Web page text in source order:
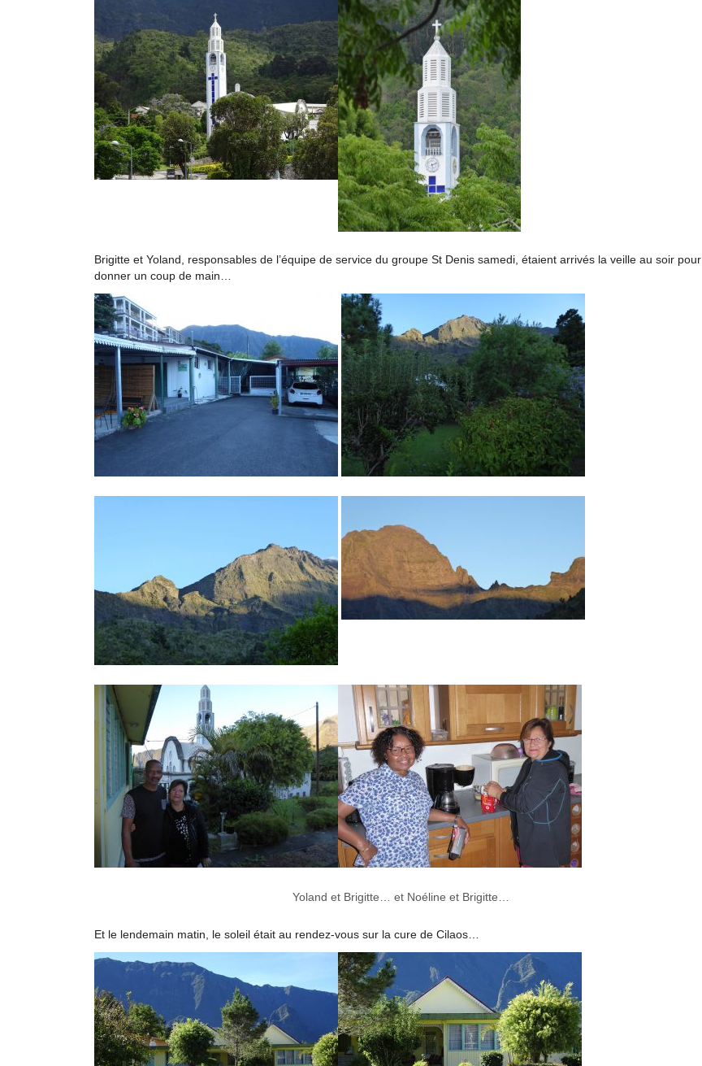
Brigitte et Yoland, responsables de l’équipe de service du groupe St Denis samedi, étaient arrivés la veille au soir pour
donner un coup de main…
Yoland et Brigitte… et Noéline et Brigitte…
Et le lendemain matin, le soleil était au rendez-vous sur la cure de Cilaos…